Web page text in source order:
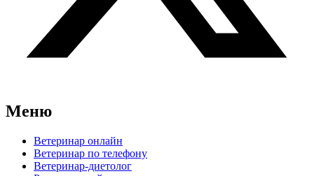
Меню
Ветеринар онлайн
Ветеринар по телефону
Ветеринар-диетолог